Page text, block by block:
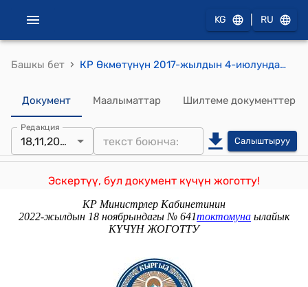
KG RU
Башкы бет › КР Өкмөтүнүн 2017-жылдын 4-июлундагы № 422 "Кыргыз Республикасынын Өкмөтүнүн 1998-жылдын 1-июлундагы № 398 "Улуттук коргонууга, улуттук коопсуздукка, мамлекеттик сырды коргоого жана жаратылыш кырсыктарынын кесепеттерин жоюуга байланыштуу товарларды, жумуштарды жана кызмат көрсөтүүлөрдү сатып алуунун тартибин бекитүү жөнүндө" токтомуна өзгөртүүлөрдү киргизүү тууралуу" токтому
Документ Маалыматтар Шилтеме документтер
Редакция
18,11,2022 Салыштыруу
Эскертүү, бул документ күчүн жоготту!